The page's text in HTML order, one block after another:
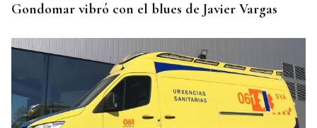
Gondomar vibró con el blues de Javier Vargas